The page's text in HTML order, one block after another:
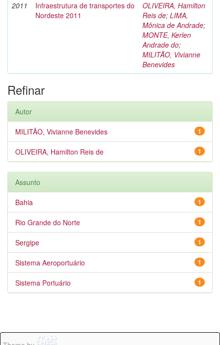
2011
Infraestrutura de transportes do
Nordeste 2011
OLIVEIRA, Hamilton
Reis de; LIMA,
Mônica de Andrade;
MONTE, Kerlen
Andrade do;
MILITÃO, Vivianne
Benevides
Refinar
Autor
1
MILITÃO, Vivianne Benevides
1
OLIVEIRA, Hamilton Reis de
Assunto
1
Bahia
1
Rio Grande do Norte
1
Sergipe
1
Sistema Aeroportuário
1
Sistema Portuário